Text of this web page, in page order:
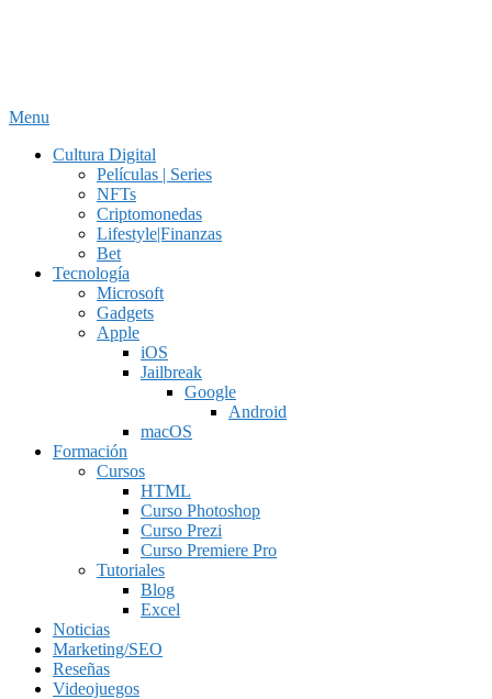
Menu
Cultura Digital
Películas | Series
NFTs
Criptomonedas
Lifestyle|Finanzas
Bet
Tecnología
Microsoft
Gadgets
Apple
iOS
Jailbreak
Google
Android
macOS
Formación
Cursos
HTML
Curso Photoshop
Curso Prezi
Curso Premiere Pro
Tutoriales
Blog
Excel
Noticias
Marketing/SEO
Reseñas
Videojuegos